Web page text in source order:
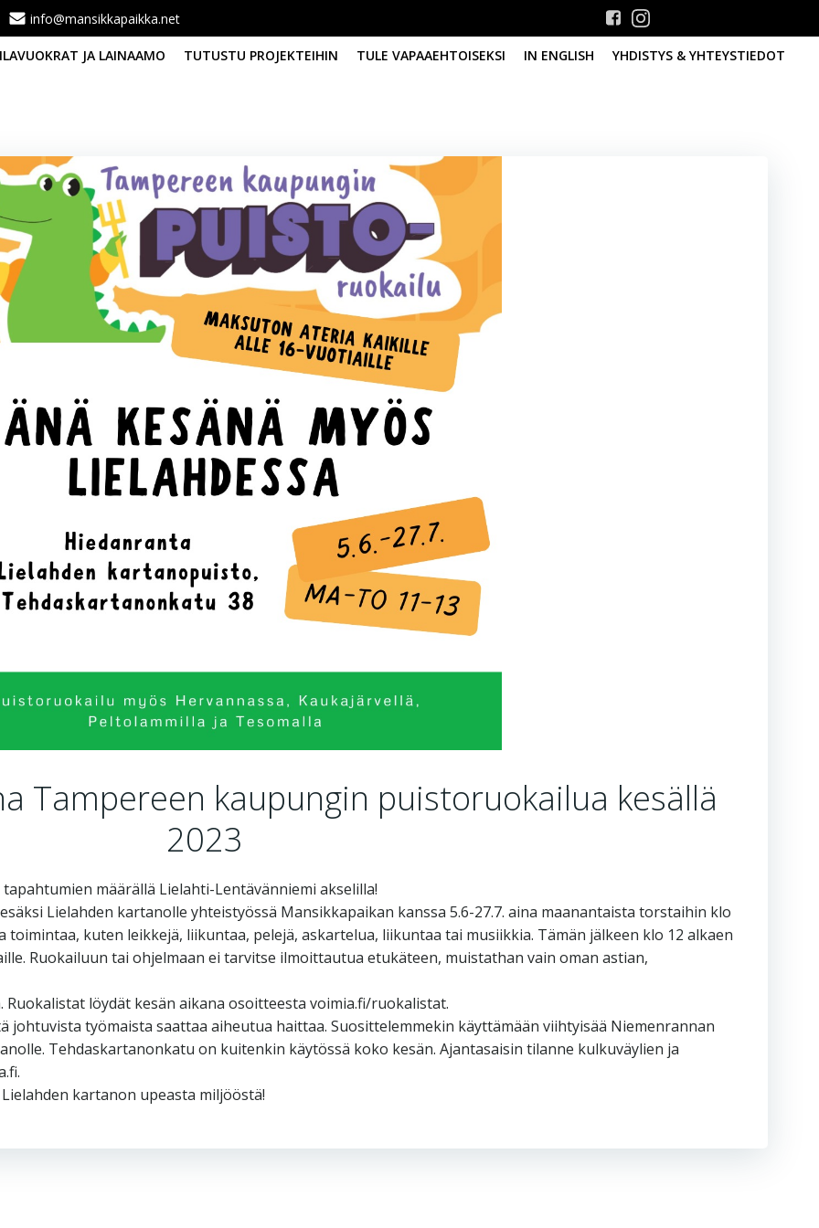
info@mansikkapaikka.net
JA LAINAAMO TUTUSTU PROJEKTEIHIN TULE VAPAAEHTOISEKSI IN ENGLISH YHDISTYS & YHTEYSTIEDOT
Tampereen kaupungin puistoruokailua kesällä
2023
määrällä Lielahti-Lentävänniemi akselilla!
Lielahden kartanolle yhteistyössä Mansikkapaikan kanssa 5.6-27.7. aina maanantaista torstaihin klo
toimintaa, kuten leikkejä, liikuntaa, pelejä, askartelua, liikuntaa tai musiikkia. Tämän jälkeen klo 12 alkaen
Ruokailuun tai ohjelmaan ei tarvitse ilmoittautua etukäteen, muistathan vain oman astian,
löydät kesän aikana osoitteesta voimia.fi/ruokalistat.
johtuvista työmaista saattaa aiheutua haittaa. Suosittelemmekin käyttämään viihtyisää Niemenrannan
Tehdaskartanonkatu on kuitenkin käytössä koko kesän. Ajantasaisin tilanne kulkuväylien ja
kartanon upeasta miljööstä!